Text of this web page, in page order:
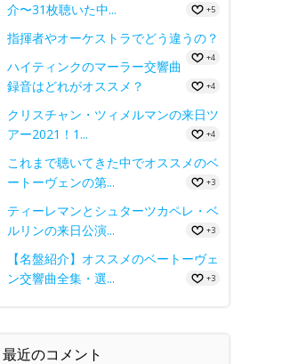
介〜31枚聴いた中...
+5
指揮者やオーケストラでどう違うの？
+4
ハイティンクのマーラー交響曲
録音はどれがオススメ？
+4
クリスチャン・ツィメルマンの来日ツ
アー2021！1...
+4
これまで聴いてきた中でオススメのベ
ートーヴェンの第...
+3
ティーレマンとシュターツカペレ・ベ
ルリンの来日公演...
+3
【名盤紹介】オススメのベートーヴェ
ン交響曲全集・選...
+3
最近のコメント